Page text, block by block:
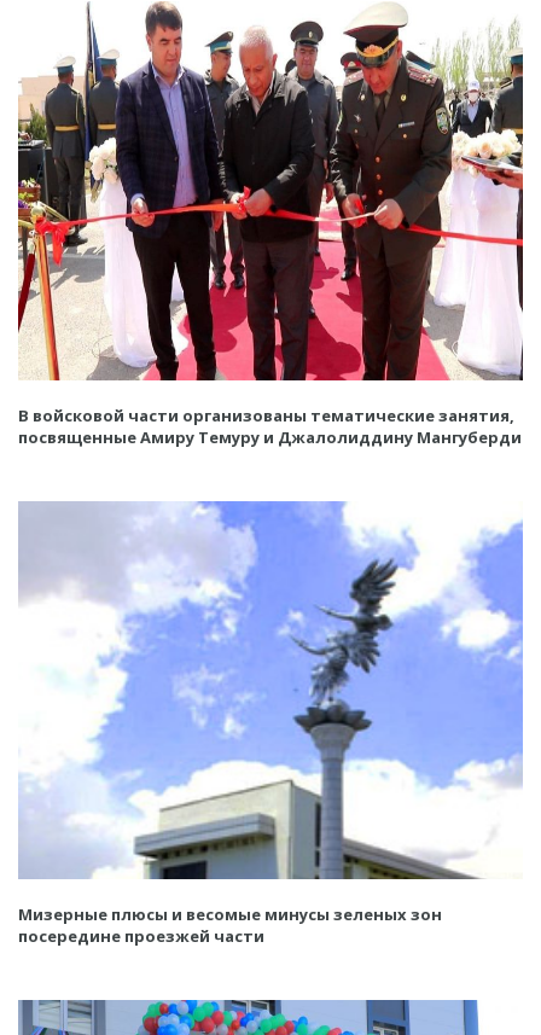
В войсковой части организованы тематические занятия,
посвященные Амиру Темуру и Джалолиддину Мангуберди
Мизерные плюсы и весомые минусы зеленых зон
посередине проезжей части